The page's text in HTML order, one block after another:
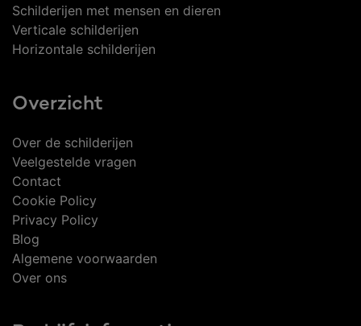
Schilderijen met mensen en dieren
Verticale schilderijen
Horizontale schilderijen
Overzicht
Over de schilderijen
Veelgestelde vragen
Contact
Cookie Policy
Privacy Policy
Blog
Algemene voorwaarden
Over ons